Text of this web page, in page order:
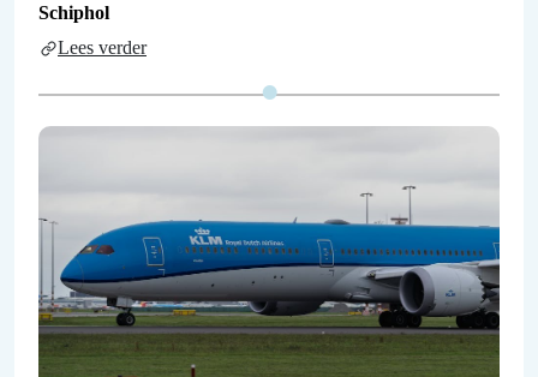
Schiphol
Lees verder